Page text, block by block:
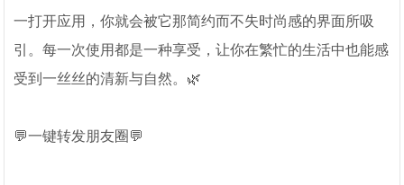
一打开应用，你就会被它那简约而不失时尚感的界面所吸
引。每一次使用都是一种享受，让你在繁忙的生活中也能感
受到一丝丝的清新与自然。🌿
💬一键转发朋友圈💬